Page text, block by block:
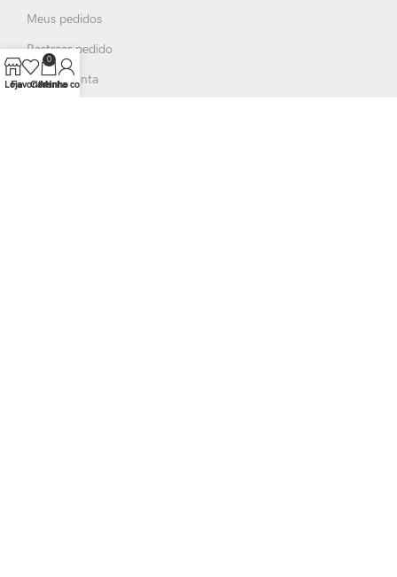
Meus pedidos
Rastrear pedido
Sair da conta
Loja
Favoritos
0
Carrinho
Minha conta